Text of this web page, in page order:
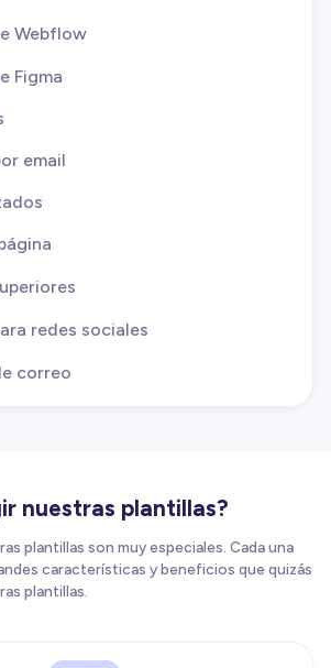
Webflow
Figma
email
redes sociales
correo
nuestras plantillas?
plantillas son muy especiales. Cada una
características y beneficios que quizás
plantillas.